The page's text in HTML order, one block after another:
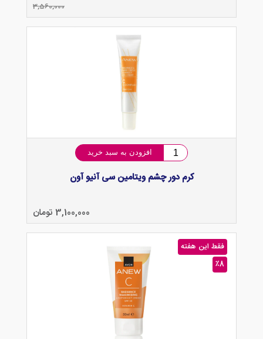
3,560,000
افزودن به سبد خرید
کرم دور چشم ویتامین سی آنیو آون
3,100,000 تومان
٪8
فقط این هفته